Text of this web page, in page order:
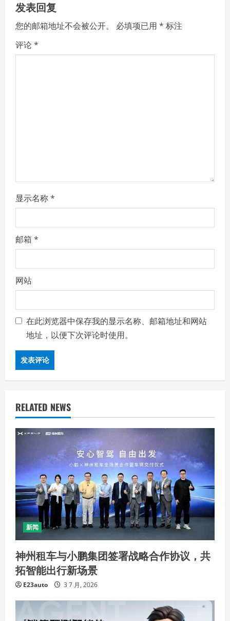
i
g
a
发表回复
您的邮箱地址不会被公开。 必填项已用 * 标注
评论*
显示名称*
邮箱 *
网站
在此浏览器中保存我的显示名称、邮箱地址和网站
地址，以便下次评论时使用。
RELATED NEWS
新闻
神州租车与小鹏集团签署战略合作协议，共
拓智能出行新场景
E23auto 3 7 月, 2026